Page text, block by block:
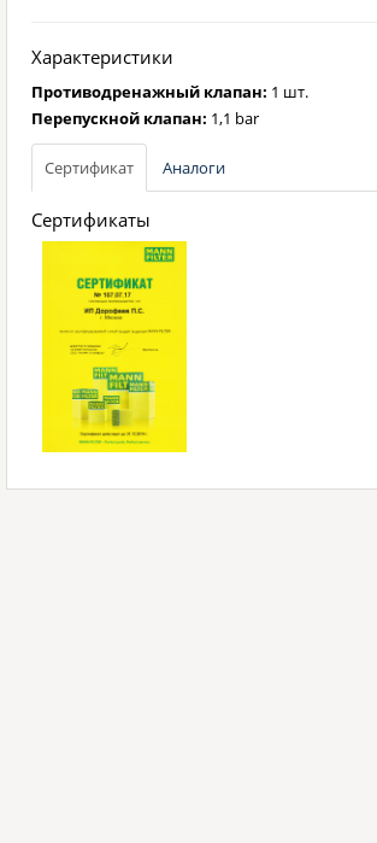
Характеристики
Противодренажный клапан: 1 шт.
Перепускной клапан: 1,1 bar
Сертификат Аналоги
Сертификаты